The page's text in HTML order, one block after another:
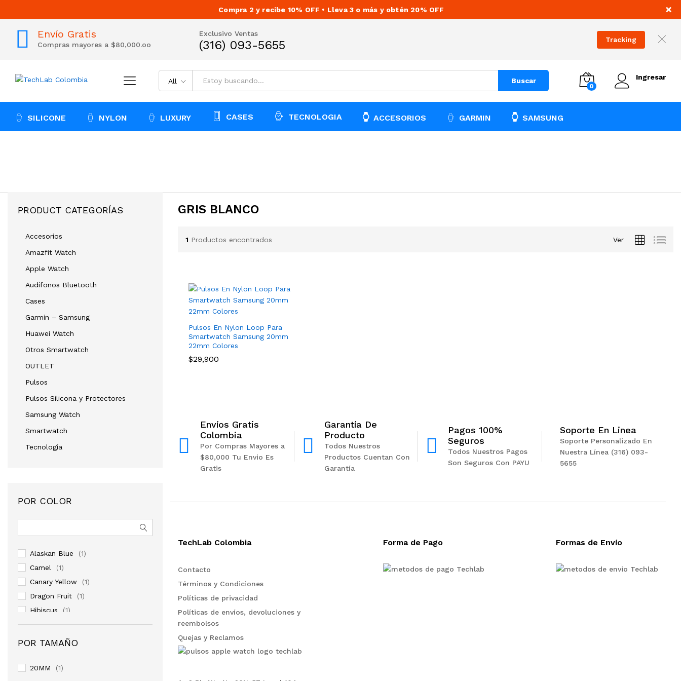
Compra 2 y recibe 10% OFF • Lleva 3 o más y obtén 20% OFF ×
Envío Gratis
Compras mayores a $80,000.oo
Exclusivo Ventas
(316) 093-5655 Tracking
All Buscar
0
Ingresar
SILICONE NYLON LUXURY CASES TECNOLOGIA ACCESORIOS GARMIN SAMSUNG
GRIS BLANCO
1 Productos encontrados Ver
Pulsos En Nylon Loop Para
Smartwatch Samsung 20mm
22mm Colores
$29,900
$29,900
PRODUCT CATEGORÍAS
Accesorios
Amazfit Watch
Apple Watch
Audífonos Bluetooth
Cases
Garmin – Samsung
Huawei Watch
Otros Smartwatch
OUTLET
Pulsos
Pulsos Silicona y Protectores
Samsung Watch
Smartwatch
Tecnología
POR COLOR
Alaskan Blue (1)
Camel (1)
Canary Yellow (1)
Dragon Fruit (1)
Hibiscus (1)
Indigo (1)
Midnight Blue
Posemegranate
POR TAMAÑO
20MM (1)
Envíos Gratis
Colombia
Por Compras Mayores a
$80,000 Tu Envio Es
Gratis
Garantía De
Producto
Todos Nuestros
Productos Cuentan Con
Garantía
Pagos 100%
Seguros
Todos Nuestros Pagos
Son Seguros Con PAYU
Soporte En Linea
Soporte Personalizado En
Nuestra Línea (316) 093-
5655
TechLab Colombia
Contacto
Términos y Condiciones
Políticas de privacidad
Políticas de envíos, devoluciones y
reembolsos
Quejas y Reclamos
Forma de Pago Formas de Envío